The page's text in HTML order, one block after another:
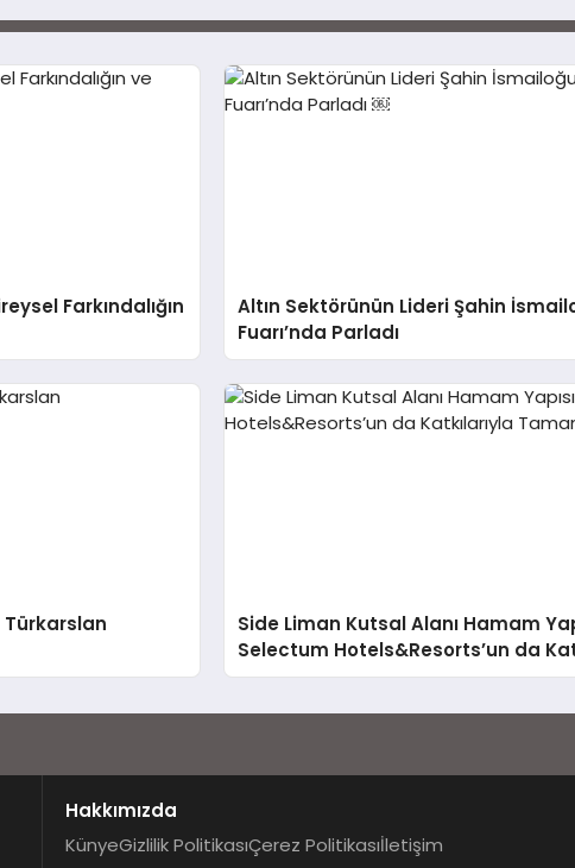
Farkındalığın
Altın Sektörünün Lideri Şahin
Fuarı’nda Parladı ￼
Türkarslan
Side Liman Kutsal Alanı Hamam
Selectum Hotels&Resorts’un da
Hakkımızda
KünyeGizlilik PolitikasıÇerez Politikasıİletişim